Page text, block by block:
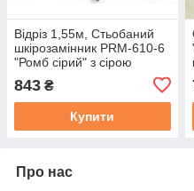
Відріз 1,55м, Стьобаний
шкірозамінник PRM-610-6
"Ромб сірий" з сірою
ниткою, на поролоні 5мм,
флізеліні, шир.1,37м
Туреччина
843 ₴
Купити
Про нас